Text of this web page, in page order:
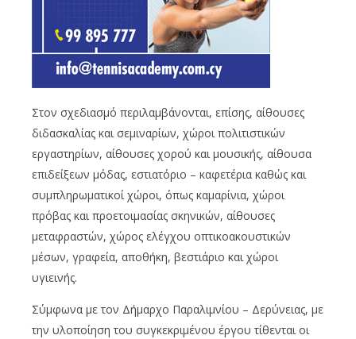
Στον σχεδιασμό περιλαμβάνονται, επίσης, αίθουσες
διδασκαλίας και σεμιναρίων, χώροι πολιτιστικών
εργαστηρίων, αίθουσες χορού και μουσικής, αίθουσα
επιδείξεων μόδας, εστιατόριο – καφετέρια καθώς και
συμπληρωματικοί χώροι, όπως καμαρίνια, χώροι
πρόβας και προετοιμασίας σκηνικών, αίθουσες
μεταφραστών, χώρος ελέγχου οπτικοακουστικών
μέσων, γραφεία, αποθήκη, βεστιάριο και χώροι
υγιεινής.
Σύμφωνα με τον Δήμαρχο Παραλιμνίου – Δερύνειας, με
την υλοποίηση του συγκεκριμένου έργου τίθενται οι